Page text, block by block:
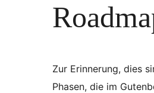
Zur Erinnerung, dies
Phasen, die im